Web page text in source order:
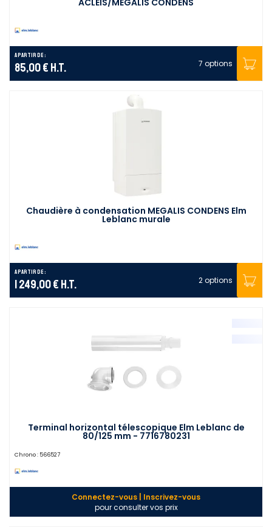
ACLEIS/MEGALIS CONDENS
A partir de :
85,00 € H.T. 7 options
Chaudière à condensation MEGALIS CONDENS Elm
Leblanc murale
A partir de :
1 249,00 € H.T. 2 options
Terminal horizontal télescopique Elm Leblanc de
80/125 mm - 7716780231
Chrono : 566527
Connectez-vous | Inscrivez-vous
pour consulter vos prix